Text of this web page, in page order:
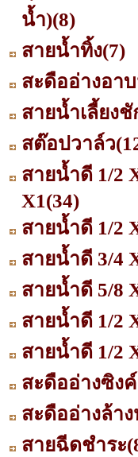
น้ำ)(8)
สายน้ำทิ้ง(7)
สะดืออ่างอา
สายน้ำเลี้ยง
สต๊อปวาล์ว
สายน้ำดี 1/2
X1(34)
สายน้ำดี 1/2
สายน้ำดี 3/4
สายน้ำดี 5/8
สายน้ำดี 1/2
สายน้ำดี 1/2
สะดืออ่างซิงค์
สะดืออ่างล้า
สายฉีดชำระ